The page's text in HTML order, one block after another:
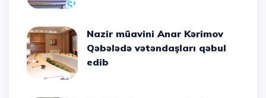
Nazir müavini Anar Kərimov
Qəbələdə vətəndaşları qəbul
edib